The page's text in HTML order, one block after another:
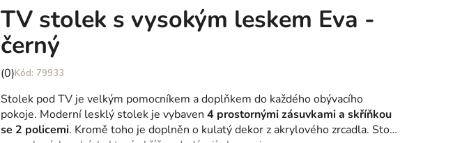
TV stolek s vysokým leskem Eva -
černý
Průměrné
produktu
je
0,0
(0) 79933
Stolek pod TV je velkým pomocníkem a doplňkem do každého obývacího
pokoje. Moderní lesklý stolek je vybaven 4 prostornými zásuvkami a skříňkou
se 2 policemi. Kromě toho je doplněn o kulatý dekor z akrylového zrcadla. Stojí